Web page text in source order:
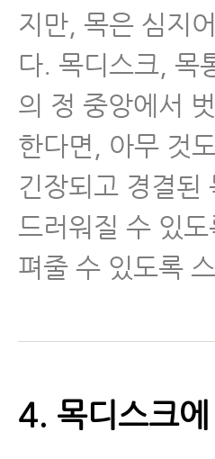
지만, 목은 심지
다. 목디스크, 목
의 정 중앙에서
한다면, 아무 것
긴장되고 경결된
드러워질 수 있
펴줄 수 있도록
4. 목디스크